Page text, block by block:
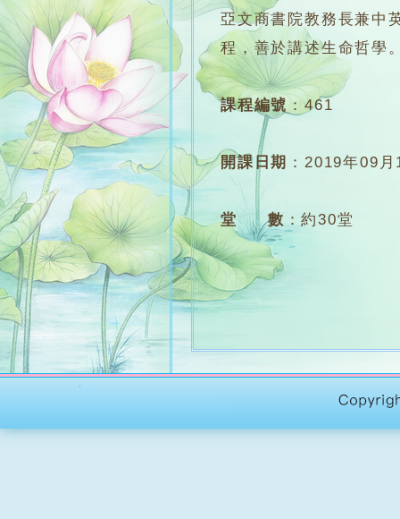
亞文商書院教務長兼中
程，善於講述生命哲學
課程編號 ：461
開課日期 ：2019年09月
堂 數 ：約30堂